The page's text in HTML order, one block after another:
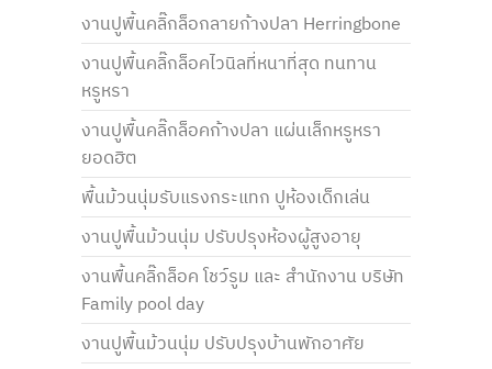
งานปูพื้นคลิ๊กล็อกลายก้างปลา Herringbone
งานปูพื้นคลิ๊กล็อคไวนิลที่หนาที่สุด ทนทาน
หรูหรา
งานปูพื้นคลิ๊กล็อคก้างปลา แผ่นเล็กหรูหรา
ยอดฮิต
พื้นม้วนนุ่มรับแรงกระแทก ปูห้องเด็กเล่น
งานปูพื้นม้วนนุ่ม ปรับปรุงห้องผู้สูงอายุ
งานพื้นคลิ๊กล็อค โชว์รูม และ สำนักงาน บริษัท
Family pool day
งานปูพื้นม้วนนุ่ม ปรับปรุงบ้านพักอาศัย